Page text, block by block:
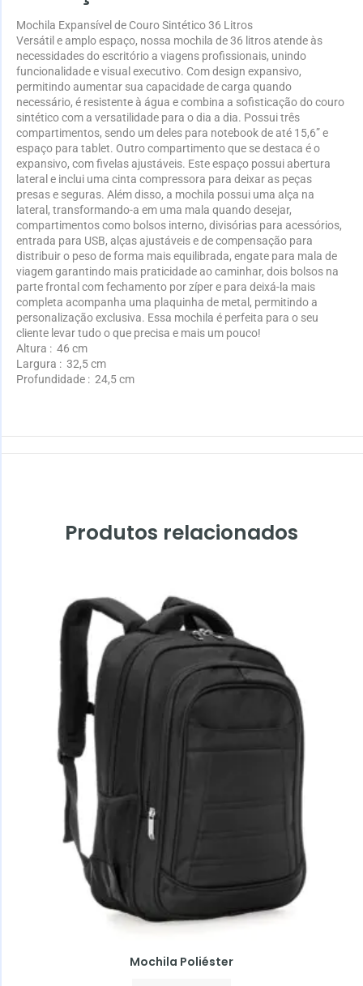
Mochila Expansível de Couro Sintético 36 Litros
Versátil e amplo espaço, nossa mochila de 36 litros atende às
necessidades do escritório a viagens profissionais, unindo
funcionalidade e visual executivo. Com design expansivo,
permitindo aumentar sua capacidade de carga quando
necessário, é resistente à água e combina a sofisticação do couro
sintético com a versatilidade para o dia a dia. Possui três
compartimentos, sendo um deles para notebook de até 15,6” e
espaço para tablet. Outro compartimento que se destaca é o
expansivo, com fivelas ajustáveis. Este espaço possui abertura
lateral e inclui uma cinta compressora para deixar as peças
presas e seguras. Além disso, a mochila possui uma alça na
lateral, transformando-a em uma mala quando desejar,
compartimentos como bolsos interno, divisórias para acessórios,
entrada para USB, alças ajustáveis e de compensação para
distribuir o peso de forma mais equilibrada, engate para mala de
viagem garantindo mais praticidade ao caminhar, dois bolsos na
parte frontal com fechamento por zíper e para deixá-la mais
completa acompanha uma plaquinha de metal, permitindo a
personalização exclusiva. Essa mochila é perfeita para o seu
cliente levar tudo o que precisa e mais um pouco!
Altura : 46 cm
Largura : 32,5 cm
Profundidade : 24,5 cm
Produtos relacionados
Mochila Poliéster